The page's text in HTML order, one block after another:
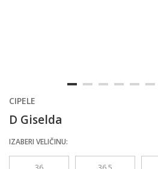
CIPELE
D Giselda
IZABERI VELIČINU: